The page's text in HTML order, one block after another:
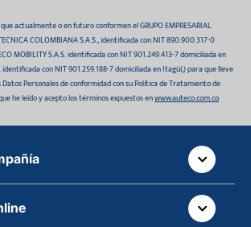
actualmente o en futuro conformen el GRUPO EMPRESARIAL
COLOMBIANA S.A.S., identificada con NIT 890.900.317-0
MOBILITY S.A.S. identificada con NIT 901.249.413-7 domiciliada en
identificada con NIT 901.259.188-7 domiciliada en Itagüí,) para que lleve
Personales de conformidad con su Política de Tratamiento de
he leído y acepto los términos expuestos enwww.auteco.com.co